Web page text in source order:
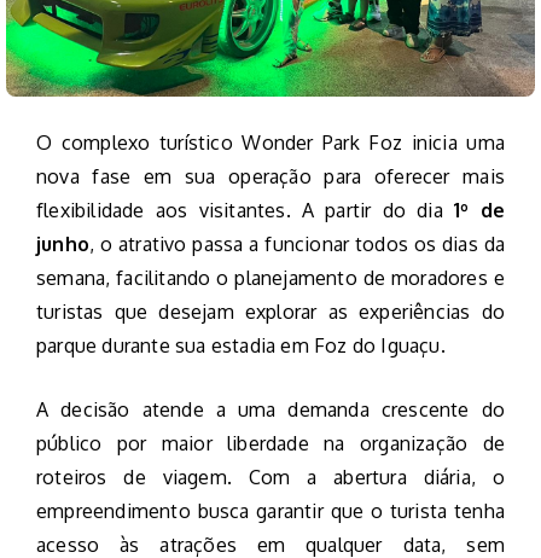
O complexo turístico Wonder Park Foz inicia uma
nova fase em sua operação para oferecer mais
flexibilidade aos visitantes. A partir do dia1º de
junho, o atrativo passa a funcionar todos os dias da
semana, facilitando o planejamento de moradores e
turistas que desejam explorar as experiências do
parque durante sua estadia em Foz do Iguaçu.
A decisão atende a uma demanda crescente do
público por maior liberdade na organização de
roteiros de viagem. Com a abertura diária, o
empreendimento busca garantir que o turista tenha
acesso às atrações em qualquer data, sem